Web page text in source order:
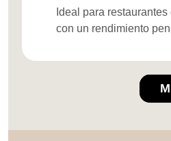
Ideal para
con un rendimiento